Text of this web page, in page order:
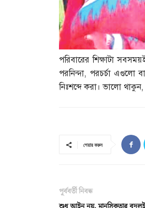
পরিবারের শিক্ষাটা
পরনিন্দা, পরচর্চা এগুলো
নিঃশব্দে করা। ভালো থাকুন
শেয়ার করুন
পূর্ববর্তী নিবন্ধ